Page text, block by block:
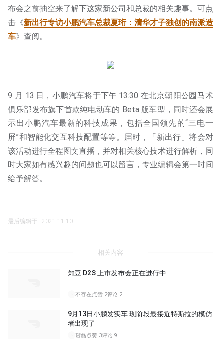
布会之前抽空来了解下这家新公司和总裁的相关趣事。可点
击《新出行专访小鹏汽车总裁夏珩：清华才子独创的南派造
车》查阅。
9 月 13 日，小鹏汽车将于下午 13:30 在北京朝阳公园马术
俱乐部发布旗下首款纯电动车的 Beta 版车型，同时还会展
示出小鹏汽车最新的科技成果，包括全国领先的“三电一
屏”和智能化交互科技配置等等。届时，「新出行」将会对
该活动进行全程图文直播，并对相关核心技术进行解析，同
时大家如有感兴趣的问题也可以留言，专业编辑会第一时间
给予解答。
最后编辑于 · 2021-11-10
相关内容
知豆 D2S 上市发布会正在进行中
不存在点赞 2评论 2
9月13日小鹏发实车 现阶段最接近特斯拉的模仿
者出现了
贺磊点赞 3评论 9